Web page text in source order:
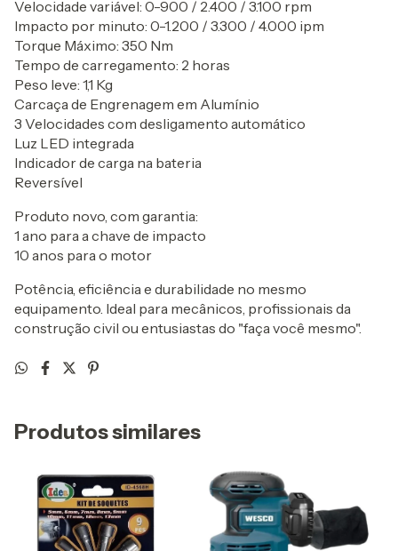
Velocidade variável: 0-900 / 2.400 / 3.100 rpm
Impacto por minuto: 0-1.200 / 3.300 / 4.000 ipm
Torque Máximo: 350 Nm
Tempo de carregamento: 2 horas
Peso leve: 1,1 Kg
Carcaça de Engrenagem em Alumínio
3 Velocidades com desligamento automático
Luz LED integrada
Indicador de carga na bateria
Reversível
Produto novo, com garantia:
1 ano para a chave de impacto
10 anos para o motor
Potência, eficiência e durabilidade no mesmo
equipamento. Ideal para mecânicos, profissionais da
construção civil ou entusiastas do "faça você mesmo".
Produtos similares